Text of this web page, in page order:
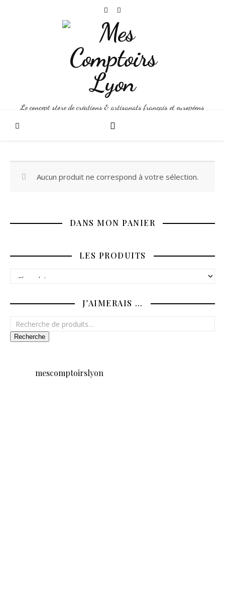
Le concept store de créations & artisanats français et européens
Aucun produit ne correspond à votre sélection.
DANS MON PANIER
LES PRODUITS
J’AIMERAIS …
Recherche pour :
Recherche
mescomptoirslyon